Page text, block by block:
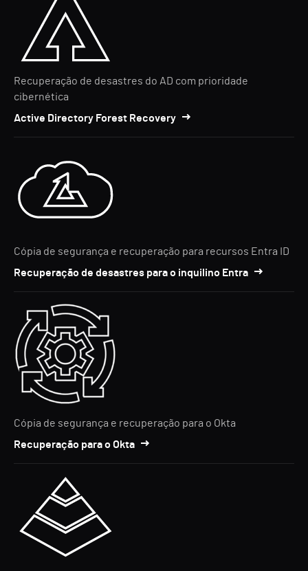
Recuperação de desastres do AD com prioridade
cibernética
Active Directory Forest Recovery
Cópia de segurança e recuperação para recursos Entra ID
Recuperação de desastres para o inquilino Entra
Cópia de segurança e recuperação para o Okta
Recuperação para o Okta